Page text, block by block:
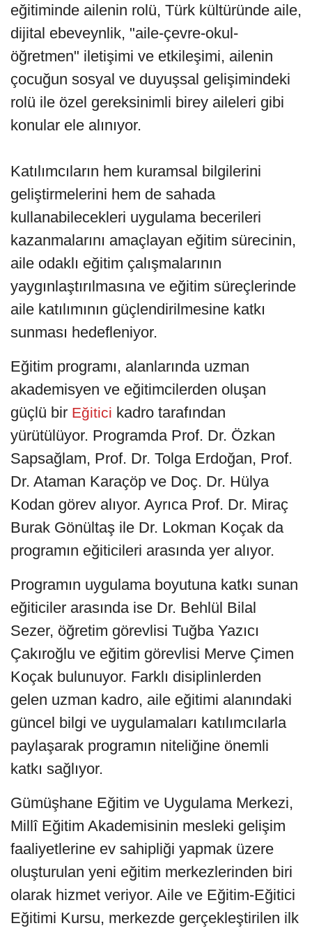
eğitiminde ailenin rolü, Türk kültüründe aile,
dijital ebeveynlik, "aile-çevre-okul-
öğretmen" iletişimi ve etkileşimi, ailenin
çocuğun sosyal ve duyuşsal gelişimindeki
rolü ile özel gereksinimli birey aileleri gibi
konular ele alınıyor.
Katılımcıların hem kuramsal bilgilerini
geliştirmelerini hem de sahada
kullanabilecekleri uygulama becerileri
kazanmalarını amaçlayan eğitim sürecinin,
aile odaklı eğitim çalışmalarının
yaygınlaştırılmasına ve eğitim süreçlerinde
aile katılımının güçlendirilmesine katkı
sunması hedefleniyor.
Eğitim programı, alanlarında uzman
akademisyen ve eğitimcilerden oluşan
güçlü bir Eğitici kadro tarafından
yürütülüyor. Programda Prof. Dr. Özkan
Sapsağlam, Prof. Dr. Tolga Erdoğan, Prof.
Dr. Ataman Karaçöp ve Doç. Dr. Hülya
Kodan görev alıyor. Ayrıca Prof. Dr. Miraç
Burak Gönültaş ile Dr. Lokman Koçak da
programın eğiticileri arasında yer alıyor.
Programın uygulama boyutuna katkı sunan
eğiticiler arasında ise Dr. Behlül Bilal
Sezer, öğretim görevlisi Tuğba Yazıcı
Çakıroğlu ve eğitim görevlisi Merve Çimen
Koçak bulunuyor. Farklı disiplinlerden
gelen uzman kadro, aile eğitimi alanındaki
güncel bilgi ve uygulamaları katılımcılarla
paylaşarak programın niteliğine önemli
katkı sağlıyor.
Gümüşhane Eğitim ve Uygulama Merkezi,
Millî Eğitim Akademisinin mesleki gelişim
faaliyetlerine ev sahipliği yapmak üzere
oluşturulan yeni eğitim merkezlerinden biri
olarak hizmet veriyor. Aile ve Eğitim-Eğitici
Eğitimi Kursu, merkezde gerçekleştirilen ilk